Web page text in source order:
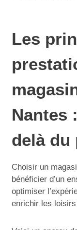
Les
Nantes
delà du
Choisir un
bénéficier d’un
optimiser
enrichir les